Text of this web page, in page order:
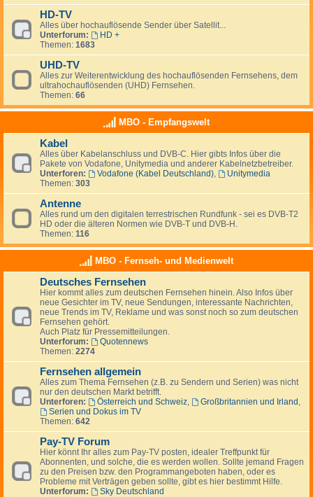
HD-TV
Alles über hochauflösende Sender über Satellit...
Unterforum:
HD +
Themen: 1683
UHD-TV
Alles zur Weiterentwicklung des hochauflösenden Fernsehens, dem
ultrahochauflösenden (UHD) Fernsehen.
Themen: 66
MBO - Empfangswelt
Kabel
Alles über Kabelanschluss und DVB-C. Hier gibts Infos über die
Pakete von Vodafone, Unitymedia und anderer Kabelnetzbetreiber.
Unterforen:
Vodafone (Kabel Deutschland),
Unitymedia
Themen: 303
Antenne
Alles rund um den digitalen terrestrischen Rundfunk - sei es DVB-T2
HD oder die älteren Normen wie DVB-T und DVB-H.
Themen: 116
MBO - Fernseh- und Medienwelt
Deutsches Fernsehen
Hier kommt alles zum deutschen Fernsehen hinein. Also Infos über
neue Gesichter im TV, neue Sendungen, interessante Nachrichten,
neue Trends im TV, Reklame und was sonst noch so zum deutschen
Fernsehen gehört.
Auch Platz für Pressemitteilungen.
Unterforum:
Quotennews
Themen: 2274
Fernsehen allgemein
Alles zum Thema Fernsehen (z.B. zu Sendern und Serien) was nicht
nur den deutschen Markt betrifft.
Unterforen:
Österreich und Schweiz, Großbritannien und Irland,
Serien und Dokus im TV
Themen: 642
Pay-TV Forum
Hier könnt Ihr alles zum Pay-TV posten, idealer Treffpunkt für
Abonnenten, und solche, die es werden wollen. Sollte jemand Fragen
zu den Preisen bzw. den Programmangeboten haben, oder es
Probleme mit Verträgen geben sollte, gibt es hier bestimmt Hilfe.
Unterforum:
Sky Deutschland